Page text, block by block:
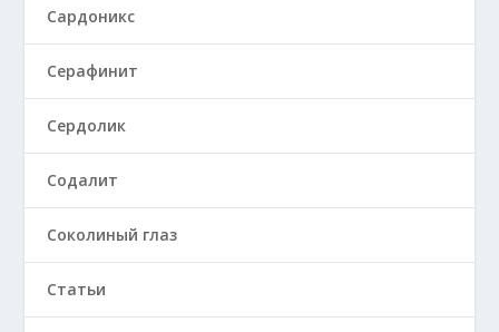
Сардоникс
Серафинит
Сердолик
Содалит
Соколиный глаз
Статьи